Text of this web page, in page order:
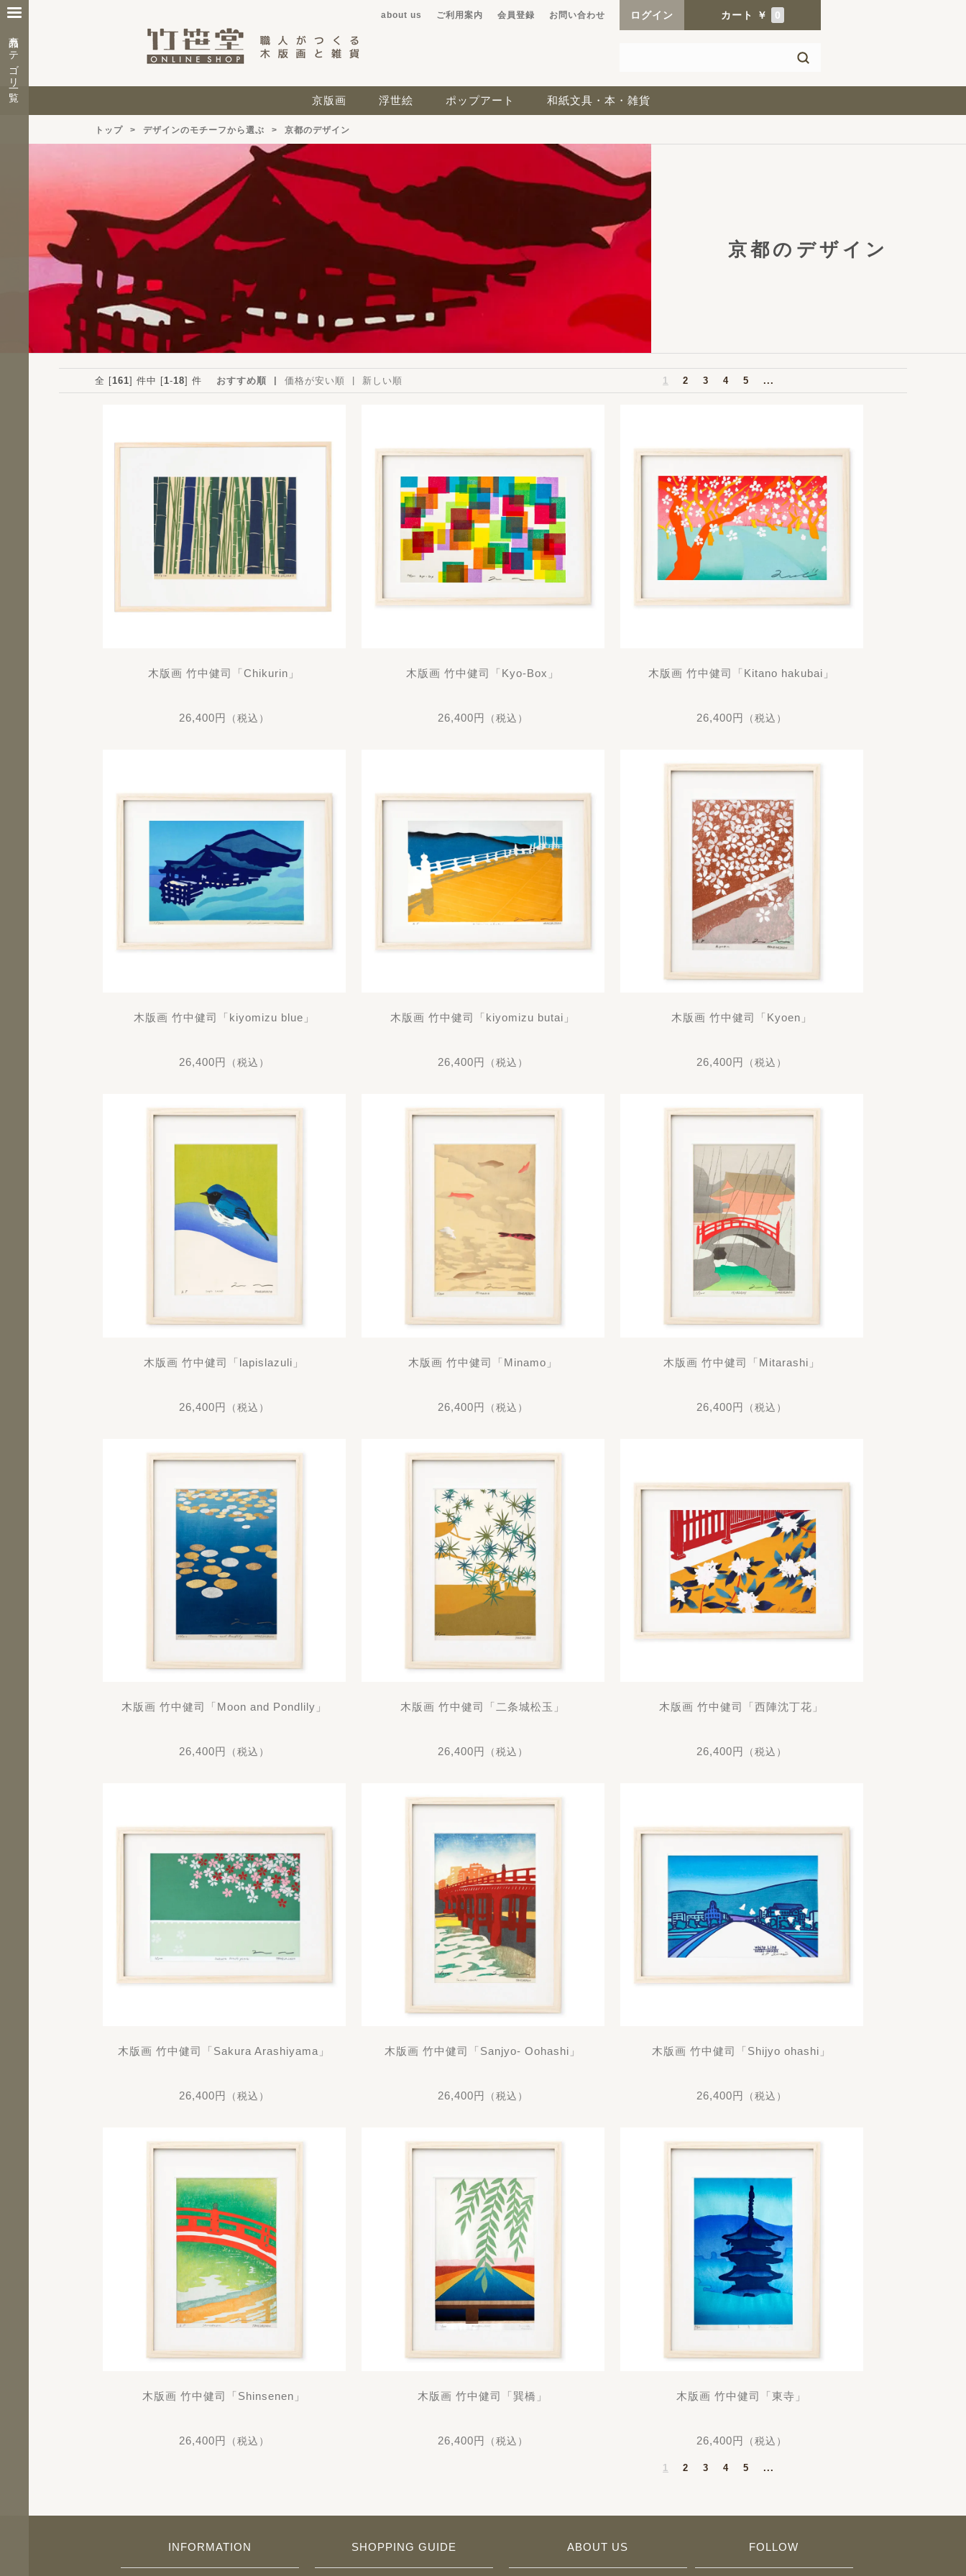
about us ご利用案内 会員登録 お問い合わせ ログイン カート ￥ 0
京版画 浮世絵 ポップアート 和紙文具・本・雑貨
商品カテゴリ一覧
トップ デザインのモチーフから選ぶ 京都のデザイン
京都のデザイン
全 [161] 件中 [1-18] 件 おすすめ順 価格が安い順 新しい順 1 2 3 4 5 ...
木版画 竹中健司「Chikurin」
26,400円 （税込）
木版画 竹中健司「Kyo-Box」
26,400円 （税込）
木版画 竹中健司「Kitano hakubai」
26,400円 （税込）
木版画 竹中健司「kiyomizu blue」
26,400円 （税込）
木版画 竹中健司「kiyomizu butai」
26,400円 （税込）
木版画 竹中健司「Kyoen」
26,400円 （税込）
木版画 竹中健司「lapislazuli」
26,400円 （税込）
木版画 竹中健司「Minamo」
26,400円 （税込）
木版画 竹中健司「Mitarashi」
26,400円 （税込）
木版画 竹中健司「Moon and Pondlily」
26,400円 （税込）
木版画 竹中健司「二条城松玉」
26,400円 （税込）
木版画 竹中健司「西陣沈丁花」
26,400円 （税込）
木版画 竹中健司「Sakura Arashiyama」
26,400円 （税込）
木版画 竹中健司「Sanjyo- Oohashi」
26,400円 （税込）
木版画 竹中健司「Shijyo ohashi」
26,400円 （税込）
木版画 竹中健司「Shinsenen」
26,400円 （税込）
木版画 竹中健司「巽橋」
26,400円 （税込）
木版画 竹中健司「東寺」
26,400円 （税込）
1 2 3 4 5 ...
INFORMATION SHOPPING GUIDE ABOUT US FOLLOW